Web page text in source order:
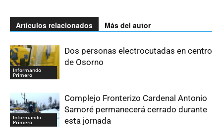
Artículos relacionados Más del autor
Informando
Primero
Dos personas electrocutadas en centro
de Osorno
Informando
Primero
Complejo Fronterizo Cardenal Antonio
Samoré permanecerá cerrado durante
esta jornada